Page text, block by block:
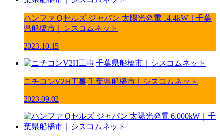
ハンファ Qセルズ ジャパン 太陽光発電 14.4kW｜千葉
県船橋市｜シスコムネット
2023.10.15
ニチコンV2H工事|千葉県船橋市｜シスコムネット
2023.09.02